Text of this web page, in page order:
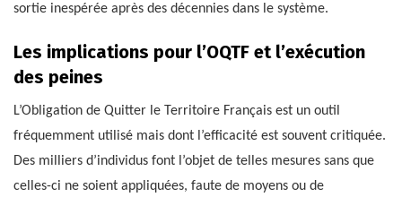
sortie inespérée après des décennies dans le système.
Les implications pour l’OQTF et l’exécution
des peines
L’Obligation de Quitter le Territoire Français est un outil
fréquemment utilisé mais dont l’efficacité est souvent critiquée.
Des milliers d’individus font l’objet de telles mesures sans que
celles-ci ne soient appliquées, faute de moyens ou de